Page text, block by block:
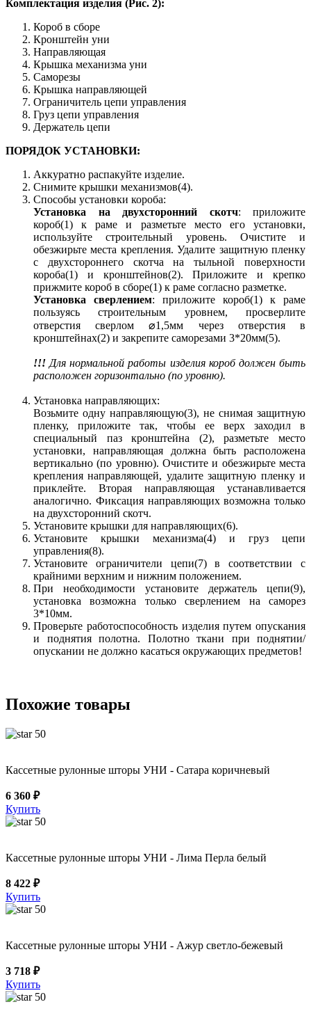
Комплектация изделия (Рис. 2):
Короб в сборе
Кронштейн уни
Направляющая
Крышка механизма уни
Саморезы
Крышка направляющей
Ограничитель цепи управления
Груз цепи управления
Держатель цепи
ПОРЯДОК УСТАНОВКИ:
Аккуратно распакуйте изделие.
Снимите крышки механизмов(4).
Способы установки короба:
Установка на двухсторонний скотч: приложите
короб(1) к раме и разметьте место его установки,
используйте строительный уровень. Очистите и
обезжирьте места крепления. Удалите защитную пленку
с двухстороннего скотча на тыльной поверхности
короба(1) и кронштейнов(2). Приложите и крепко
прижмите короб в сборе(1) к раме согласно разметке.
Установка сверлением: приложите короб(1) к раме
пользуясь строительным уровнем, просверлите
отверстия сверлом ⌀1,5мм через отверстия в
кронштейнах(2) и закрепите саморезами 3*20мм(5).
!!! Для нормальной работы изделия короб должен быть
расположен горизонтально (по уровню).
Установка направляющих:
Возьмите одну направляющую(3), не снимая защитную
пленку, приложите так, чтобы ее верх заходил в
специальный паз кронштейна (2), разметьте место
установки, направляющая должна быть расположена
вертикально (по уровню). Очистите и обезжирьте места
крепления направляющей, удалите защитную пленку и
приклейте. Вторая направляющая устанавливается
аналогично. Фиксация направляющих возможна только
на двухсторонний скотч.
Установите крышки для направляющих(6).
Установите крышки механизма(4) и груз цепи
управления(8).
Установите ограничители цепи(7) в соответствии с
крайними верхним и нижним положением.
При необходимости установите держатель цепи(9),
установка возможна только сверлением на саморез
3*10мм.
Проверьте работоспособность изделия путем опускания
и поднятия полотна. Полотно ткани при поднятии/
опускании не должно касаться окружающих предметов!
Похожие товары
50
Кассетные рулонные шторы УНИ - Сатара коричневый
6 360 ₽
Купить
50
Кассетные рулонные шторы УНИ - Лима Перла белый
8 422 ₽
Купить
50
Кассетные рулонные шторы УНИ - Ажур светло-бежевый
3 718 ₽
Купить
50